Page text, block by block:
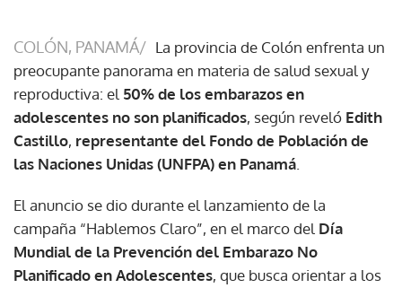
COLÓN, PANAMÁ/ La provincia de Colón enfrenta un
preocupante panorama en materia de salud sexual y
reproductiva: el 50% de los embarazos en
adolescentes no son planificados, según reveló Edith
Castillo, representante del Fondo de Población de
las Naciones Unidas (UNFPA) en Panamá
El anuncio se dio durante el lanzamiento de la
campaña “Hablemos Claro”, en el marco del Día
Mundial de la Prevención del Embarazo No
Planificado en Adolescentes, que busca orientar a los